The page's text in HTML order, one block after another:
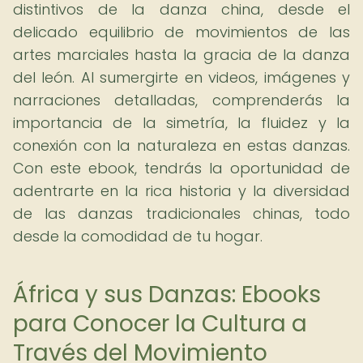
distintivos de la danza china, desde el
delicado equilibrio de movimientos de las
artes marciales hasta la gracia de la danza
del león. Al sumergirte en videos, imágenes y
narraciones detalladas, comprenderás la
importancia de la simetría, la fluidez y la
conexión con la naturaleza en estas danzas.
Con este ebook, tendrás la oportunidad de
adentrarte en la rica historia y la diversidad
de las danzas tradicionales chinas, todo
desde la comodidad de tu hogar.
África y sus Danzas: Ebooks
para Conocer la Cultura a
Través del Movimiento